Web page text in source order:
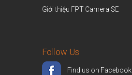
Giới thiệu FPT Camera SE
Follow Us
Find us on Facebook